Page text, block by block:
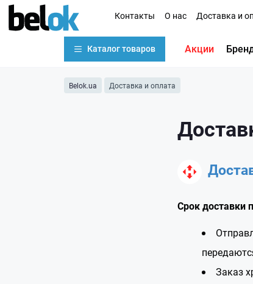
Контакты О нас Доставка и
Каталог товаров Акции
Belok.ua Доставка и оплата
Срок доставки
Заказ